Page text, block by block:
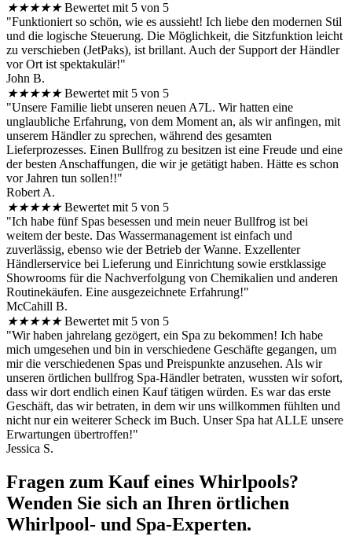
★★★★★ Bewertet mit 5 von 5
"Funktioniert so schön, wie es aussieht! Ich liebe den modernen Stil
und die logische Steuerung. Die Möglichkeit, die Sitzfunktion leicht
zu verschieben (JetPaks), ist brillant. Auch der Support der Händler
vor Ort ist spektakulär!"
John B.
★★★★★ Bewertet mit 5 von 5
"Unsere Familie liebt unseren neuen A7L. Wir hatten eine
unglaubliche Erfahrung, von dem Moment an, als wir anfingen, mit
unserem Händler zu sprechen, während des gesamten
Lieferprozesses. Einen Bullfrog zu besitzen ist eine Freude und eine
der besten Anschaffungen, die wir je getätigt haben. Hätte es schon
vor Jahren tun sollen!!"
Robert A.
★★★★★ Bewertet mit 5 von 5
"Ich habe fünf Spas besessen und mein neuer Bullfrog ist bei
weitem der beste. Das Wassermanagement ist einfach und
zuverlässig, ebenso wie der Betrieb der Wanne. Exzellenter
Händlerservice bei Lieferung und Einrichtung sowie erstklassige
Showrooms für die Nachverfolgung von Chemikalien und anderen
Routinekäufen. Eine ausgezeichnete Erfahrung!"
McCahill B.
★★★★★ Bewertet mit 5 von 5
"Wir haben jahrelang gezögert, ein Spa zu bekommen! Ich habe
mich umgesehen und bin in verschiedene Geschäfte gegangen, um
mir die verschiedenen Spas und Preispunkte anzusehen. Als wir
unseren örtlichen bullfrog Spa-Händler betraten, wussten wir sofort,
dass wir dort endlich einen Kauf tätigen würden. Es war das erste
Geschäft, das wir betraten, in dem wir uns willkommen fühlten und
nicht nur ein weiterer Scheck im Buch. Unser Spa hat ALLE unsere
Erwartungen übertroffen!"
Jessica S.
Fragen zum Kauf eines Whirlpools?
Wenden Sie sich an Ihren örtlichen
Whirlpool- und Spa-Experten.